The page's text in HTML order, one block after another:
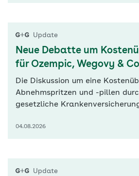
Update
Neue Debatte um
für Ozempic, Wegovy &
Die Diskussion um eine
Abnehmspritzen und -pillen
gesetzliche
Deutschlandchef des
04.08.2026
Update